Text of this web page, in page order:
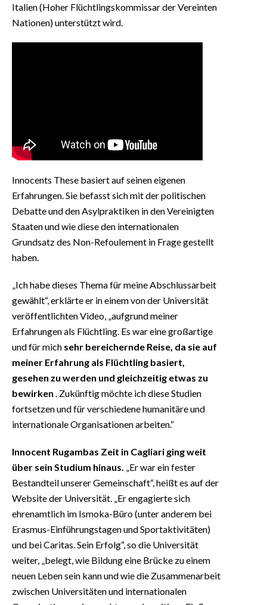
NECROLOGI
PUBBLICITÀ
SPIAGGE
Italien (Hoher Flüchtlingskommissar der Vereinten
Nationen) unterstützt wird.
Innocents These basiert auf seinen eigenen
Erfahrungen. Sie befasst sich mit der politischen
Debatte und den Asylpraktiken in den Vereinigten
Staaten und wie diese den internationalen
Grundsatz des Non-Refoulement in Frage gestellt
haben.
„Ich habe dieses Thema für meine Abschlussarbeit
gewählt“, erklärte er in einem von der Universität
veröffentlichten Video, „aufgrund meiner
Erfahrungen als Flüchtling. Es war eine großartige
und für mich sehr bereichernde Reise, da sie auf
meiner Erfahrung als Flüchtling basiert,
gesehen zu werden und gleichzeitig etwas zu
bewirken . Zukünftig möchte ich diese Studien
fortsetzen und für verschiedene humanitäre und
internationale Organisationen arbeiten.“
Innocent Rugambas Zeit in Cagliari ging weit
über sein Studium hinaus.
„Er war ein fester
Bestandteil unserer Gemeinschaft“, heißt es auf der
Website der Universität. „Er engagierte sich
ehrenamtlich im Ismoka-Büro (unter anderem bei
Erasmus-Einführungstagen und Sportaktivitäten)
und bei Caritas. Sein Erfolg“, so die Universität
weiter, „belegt, wie Bildung eine Brücke zu einem
neuen Leben sein kann und wie die Zusammenarbeit
zwischen Universitäten und internationalen